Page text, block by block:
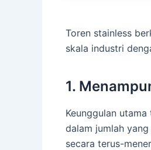
Toren stainless
skala industri
1.
Keunggulan
dalam jumlah
secara terus-